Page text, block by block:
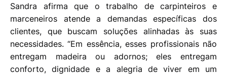
Sandra afirma que o trabalho de carpinteiros e
marceneiros atende a demandas específicas dos
clientes, que buscam soluções alinhadas às suas
necessidades. “Em essência, esses profissionais não
entregam madeira ou adornos; eles entregam
conforto, dignidade e a alegria de viver em um